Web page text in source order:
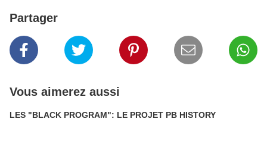
Partager
Vous aimerez aussi
LES "BLACK PROGRAM": LE PROJET PB HISTORY